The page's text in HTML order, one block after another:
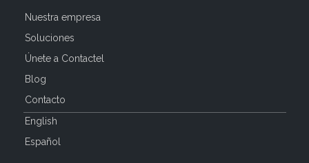
Nuestra empresa
Soluciones
Únete a Contactel
Blog
Contacto
English
Español